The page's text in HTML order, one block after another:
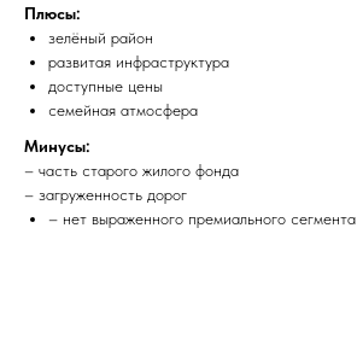
Плюсы:
зелёный район
развитая инфраструктура
доступные цены
семейная атмосфера
Минусы:
– часть старого жилого фонда
– загруженность дорог
– нет выраженного премиального сегмента